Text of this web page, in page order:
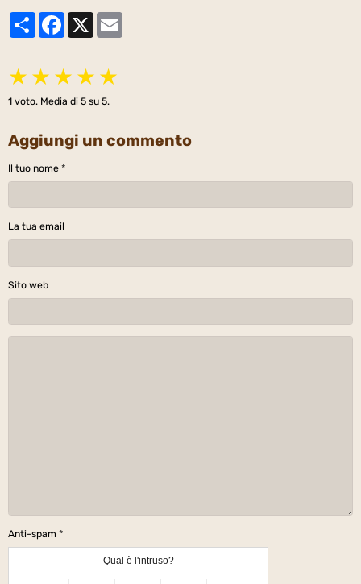
PartagerFacebook
★ ★ ★ ★ ★
1 voto. Media di 5 su 5.
Aggiungi un commento
Il tuo nome
La tua email
Sito web
Anti-spam
Qual è l'intruso?